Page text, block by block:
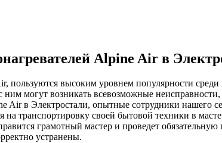
Alpine Air в
пользуются высоким уровнем популярности
ним могут возникать всевозможные
Air в Электростали, опытные сотрудники нашего
на транспортировку своей бытовой техники в
грамотный мастер и проведет
устранены.